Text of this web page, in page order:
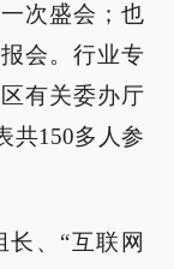
次盛会；也
会。行业专
有关委办厅
共150多人参
、“互联网